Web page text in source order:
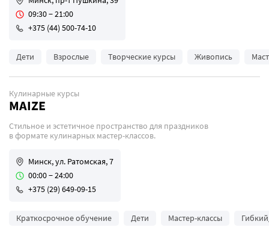
09:30 − 21:00
+375 (44) 500-74-10
Дети Взрослые Творческие курсы Живопись
Кулинарные курсы
MAIZE
Стильное и эстетичное пространство для праздников
в формате кулинарных мастер-классов.
Минск, ул. Ратомская, 7
00:00 − 24:00
+375 (29) 649-09-15
Краткосрочное обучение Дети Мастер-классы